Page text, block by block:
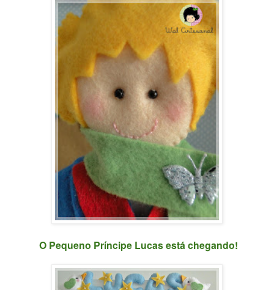
O Pequeno Príncipe Lucas está chegando!